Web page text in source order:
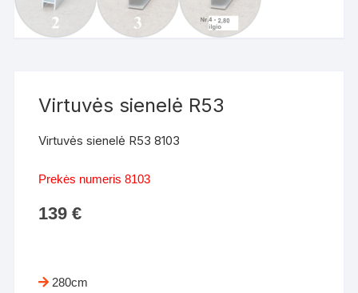
Virtuvės sienelė R53
Virtuvės sienelė R53 8103
Prekės numeris 8103
139€
280cm